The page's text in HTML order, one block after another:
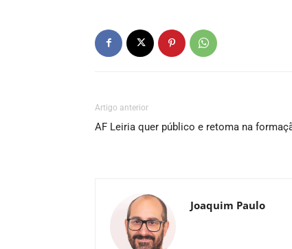
Artigo anterior
AF Leiria quer público e retoma na
Joaquim Paulo